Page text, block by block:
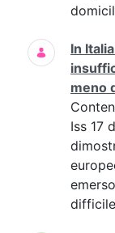
In
meno
Iss 17